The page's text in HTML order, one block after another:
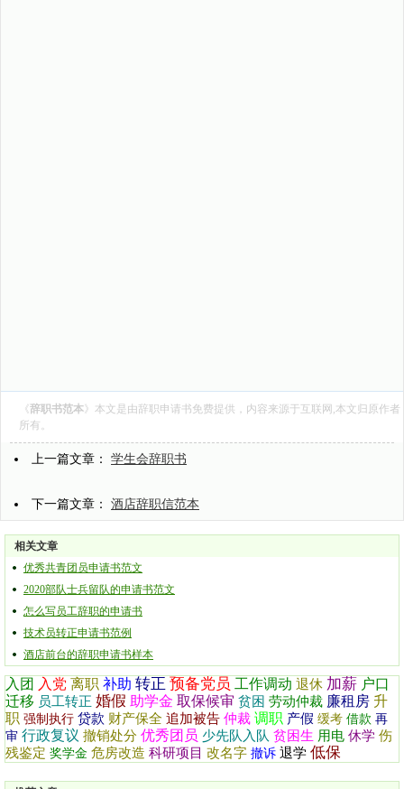
《辞职书范本》本文是由辞职申请书免费提供，内容来源于互联网,本文归原作者
所有。
上一篇文章： 学生会辞职书
下一篇文章： 酒店辞职信范本
相关文章
优秀共青团员申请书范文
2020部队士兵留队的申请书范文
怎么写员工辞职的申请书
技术员转正申请书范例
酒店前台的辞职申请书样本
入团 入党 离职 补助 转正 预备党员 工作调动 退休 加薪 户口
迁移 员工转正 婚假 助学金 取保候审 贫困 劳动仲裁 廉租房 升
职 强制执行 贷款 财产保全 追加被告 仲裁 调职 产假 缓考 借款 再
审 行政复议 撤销处分 优秀团员 少先队入队 贫困生 用电 休学 伤
残鉴定 奖学金 危房改造 科研项目 改名字 撤诉 退学 低保